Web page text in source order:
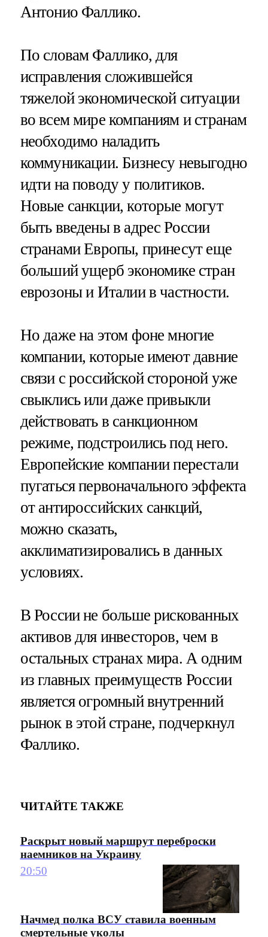
Антонио Фаллико.
По словам Фаллико, для
исправления сложившейся
тяжелой экономической ситуации
во всем мире компаниям и странам
необходимо наладить
коммуникации. Бизнесу невыгодно
идти на поводу у политиков.
Новые санкции, которые могут
быть введены в адрес России
странами Европы, принесут еще
больший ущерб экономике стран
еврозоны и Италии в частности.
Но даже на этом фоне многие
компании, которые имеют давние
связи с российской стороной уже
свыклись или даже привыкли
действовать в санкционном
режиме, подстроились под него.
Европейские компании перестали
пугаться первоначального эффекта
от антироссийских санкций,
можно сказать,
акклиматизировались в данных
условиях.
В России не больше рискованных
активов для инвесторов, чем в
остальных странах мира. А одним
из главных преимуществ России
является огромный внутренний
рынок в этой стране, подчеркнул
Фаллико.
ЧИТАЙТЕ ТАКЖЕ
Раскрыт новый маршрут переброски
наемников на Украину
20:50
Начмед полка ВСУ ставила военным
смертельные уколы